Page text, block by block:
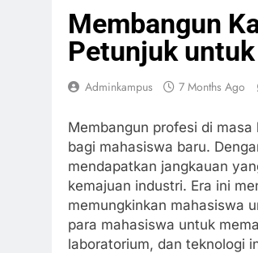
Membangun
Petunjuk
Adminkampus 7 Months Ago
Membangun profesi di
bagi mahasiswa baru.
mendapatkan jangkauan
kemajuan industri. Era ini
memungkinkan mahasiswa
para mahasiswa untuk
laboratorium, dan teknologi